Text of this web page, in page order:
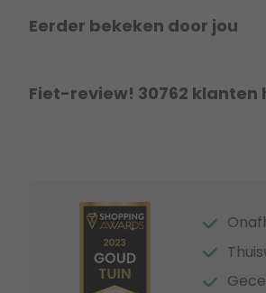
Eerder bekeken door jou
Fiet-review! 30762